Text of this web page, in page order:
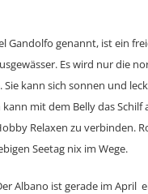
Gandolfo genannt, ist ein
Es wird nur die
kann sich sonnen und
mit dem Belly das
Relaxen zu verbinden.
Seetag nix im Wege.
Albano ist gerade im April